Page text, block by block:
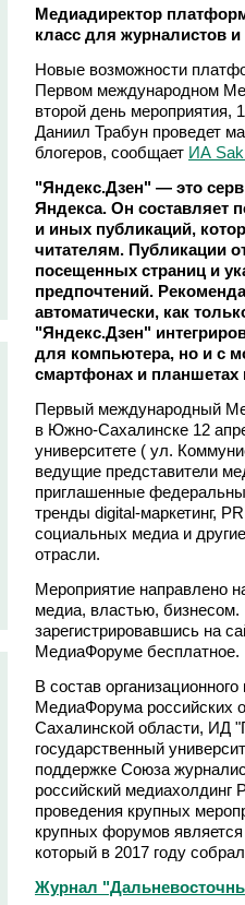
Медиадиректор
класс для журналистов и
Новые возможности
Первом международном
второй день мероприятия,
Даниил Трабун проведет
блогеров, сообщает ИА
"Яндекс.Дзен" — это
Яндекса. Он составляет
и иных публикаций,
читателям. Публикации
посещенных страниц и
предпочтений.
автоматически, как
"Яндекс.Дзен"
для компьютера, но и с
смартфонах и планшетах
Первый международный
в Южно-Сахалинске 12
университете ( ул.
ведущие представители
приглашенные
тренды digital-маркетинг,
социальных медиа и
отрасли.
Мероприятие направлено
медиа, властью,
зарегистрировавшись на
МедиаФоруме бесплатное.
В состав
МедиаФорума российских
Сахалинской области, ИД
государственный
поддержке Союза
российский медиахолдинг
проведения крупных
крупных форумов
который в 2017 году
Журнал